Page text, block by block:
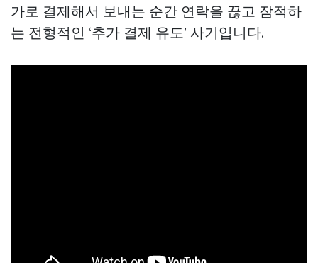
가로 결제해서 보내는 순간 연락을 끊고 잠적하
는 전형적인 ‘추가 결제 유도’ 사기입니다.